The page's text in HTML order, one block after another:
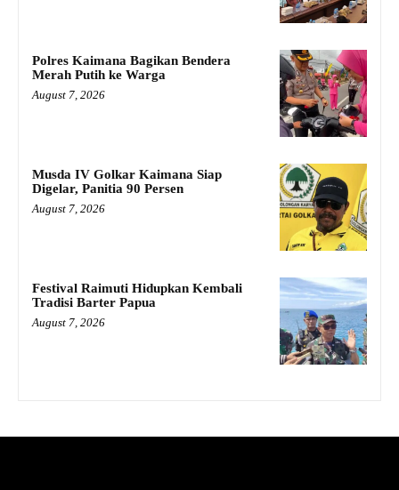
Polres Kaimana Bagikan Bendera
Merah Putih ke Warga
August 7, 2026
Musda IV Golkar Kaimana Siap
Digelar, Panitia 90 Persen
August 7, 2026
Festival Raimuti Hidupkan Kembali
Tradisi Barter Papua
August 7, 2026